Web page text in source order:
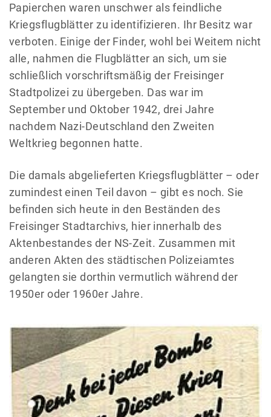
Papierchen waren unschwer als feindliche
Kriegsflugblätter zu identifizieren. Ihr Besitz war
verboten. Einige der Finder, wohl bei Weitem nicht
alle, nahmen die Flugblätter an sich, um sie
schließlich vorschriftsmäßig der Freisinger
Stadtpolizei zu übergeben. Das war im
September und Oktober 1942, drei Jahre
nachdem Nazi-Deutschland den Zweiten
Weltkrieg begonnen hatte.
Die damals abgelieferten Kriegsflugblätter – oder
zumindest einen Teil davon – gibt es noch. Sie
befinden sich heute in den Beständen des
Freisinger Stadtarchivs, hier innerhalb des
Aktenbestandes der NS-Zeit. Zusammen mit
anderen Akten des städtischen Polizeiamtes
gelangten sie dorthin vermutlich während der
1950er oder 1960er Jahre.